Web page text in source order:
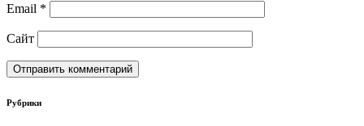
Email *
Сайт
Рубрики